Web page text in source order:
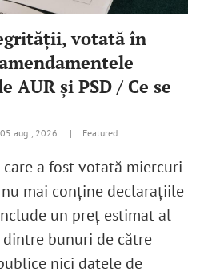
votată în
AUR şi PSD / Ce se
05 aug., 2026 | Featured
a fost votată miercuri
mai conține declarațiile
un preț estimat al
bunuri de către
nici datele de